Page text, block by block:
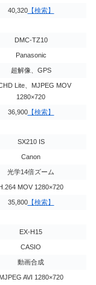
40,320【検索】
DMC-TZ10
Panasonic
超解像、GPS
Lite、MJPEG MOV
1280×720
36,900【検索】
SX210 IS
Canon
光学14倍ズーム
H.264 MOV 1280×720
35,800【検索】
EX-H15
CASIO
動画合成
MJPEG AVI 1280×720